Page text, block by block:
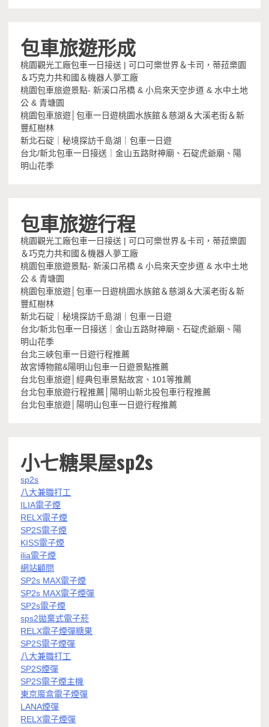
包車旅遊形成
桃園觀光工廠包車一日接送 | 可口可樂世界＆卡司，蒂菈樂園
＆巧克力共和國＆機器人夢工廠
桃園包車旅遊景點- 新溪口吊橋 & 小烏來天空步道 & 水中土地
公 & 青塘園
桃園包車旅遊│包車一日遊桃園水族館＆慈湖＆大溪老街＆新
豐紅樹林
新北石碇｜秘境探訪千島湖｜包車一日遊
台北/新北包車一日接送｜金山五路財神廟、石碇虎爺廟、陽
明山花季
包車旅遊行程
桃園觀光工廠包車一日接送 | 可口可樂世界＆卡司，蒂菈樂園
＆巧克力共和國＆機器人夢工廠
桃園包車旅遊景點- 新溪口吊橋 & 小烏來天空步道 & 水中土地
公 & 青塘園
桃園包車旅遊│包車一日遊桃園水族館＆慈湖＆大溪老街＆新
豐紅樹林
新北石碇｜秘境探訪千島湖｜包車一日遊
台北/新北包車一日接送｜金山五路財神廟、石碇虎爺廟、陽
明山花季
台北三峽包車一日遊行程推薦
故宮博物館&陽明山包車一日遊景點推薦
台北包車旅遊│經典包車景點故宮、101等推薦
台北包車旅遊行程推薦│陽明山新北投包車行程推薦
台北包車旅遊│陽明山包車一日遊行程推薦
小七糖果屋sp2s
sp2s
八大兼職打工
ILIA電子煙
RELX電子煙
SP2S電子煙
KISS電子煙
ilia電子煙
網站顧問
SP2s MAX電子煙
SP2s MAX電子煙彈
SP2s電子煙
sps2拋棄式電子菸
RELX電子煙彈糖果
SP2S電子煙彈
八大兼職打工
SP2S煙彈
SP2S電子煙主機
東京魔盒電子煙彈
LANA煙彈
RELX電子煙彈